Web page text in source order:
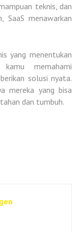
teknis, dan
SaaS menawarkan
yang menentukan
memahami
solusi nyata.
mereka yang bisa
dan tumbuh.